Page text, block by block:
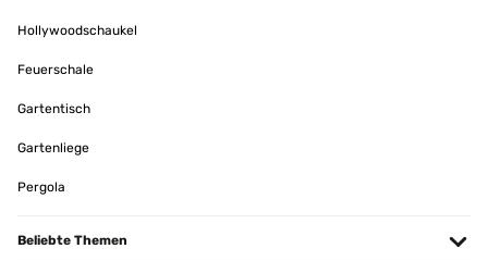
Hollywoodschaukel
Feuerschale
Gartentisch
Gartenliege
Pergola
Beliebte Themen